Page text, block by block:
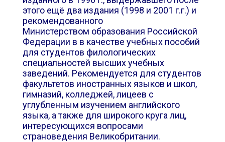
этого ещё два издания (1998 и 2001 г.г.) и
рекомендованного
Министерством образования Российской
Федерации в в качестве учебных пособий
для студентов филологических
специальностей высших учебных
заведений. Рекомендуется для студентов
факультетов иностранных языков и школ,
гимназий, колледжей, лицеев с
углубленным изучением английского
языка, а также для широкого круга лиц,
интересующихся вопросами
страноведения Великобритании.